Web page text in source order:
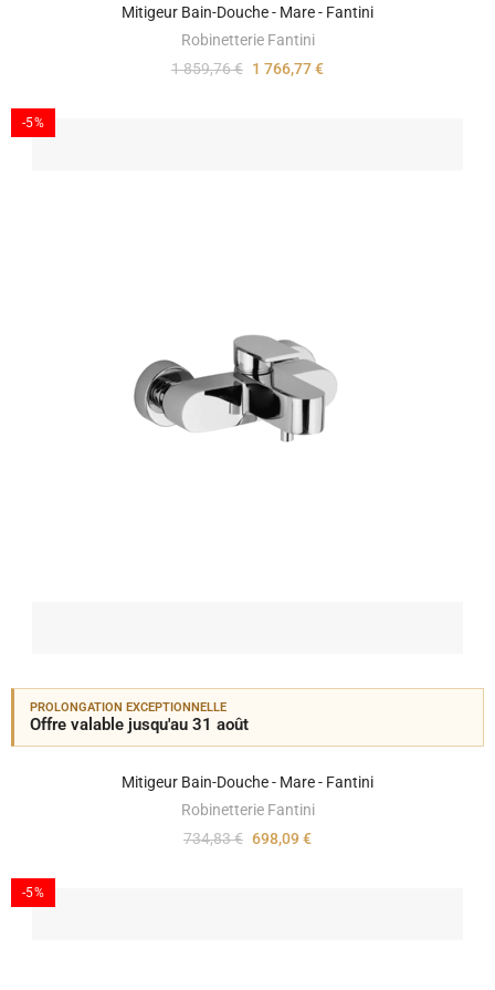
Mitigeur Bain-Douche - Mare - Fantini
Robinetterie Fantini
1 859,76 € 1 766,77 €
-5%
PROLONGATION EXCEPTIONNELLE
Offre valable jusqu'au 31 août
Mitigeur Bain-Douche - Mare - Fantini
Robinetterie Fantini
734,83 € 698,09 €
-5%